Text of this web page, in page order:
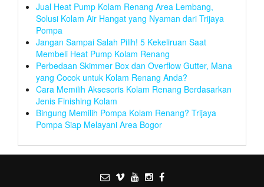
Jual Heat Pump Kolam Renang Area Lembang,
Solusi Kolam Air Hangat yang Nyaman dari Trijaya
Pompa
Jangan Sampai Salah Pilih! 5 Kekeliruan Saat
Membeli Heat Pump Kolam Renang
Perbedaan Skimmer Box dan Overflow Gutter, Mana
yang Cocok untuk Kolam Renang Anda?
Cara Memilih Aksesoris Kolam Renang Berdasarkan
Jenis Finishing Kolam
Bingung Memilih Pompa Kolam Renang? Trijaya
Pompa Siap Melayani Area Bogor